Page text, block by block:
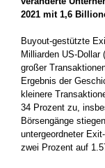
2021 mit 1,6
Buyout-gestützte
Milliarden US-
großer
Ergebnis der
kleinere
34 Prozent zu,
Börsengänge
untergeordneter
zwei Prozent auf